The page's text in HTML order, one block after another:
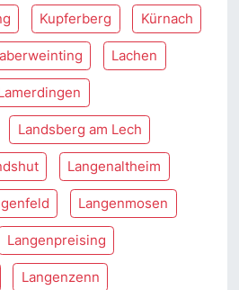
Kupferberg Kürnach
Lachen
Landsberg am Lech
Langenaltheim
Langenmosen
Langenpreising
Langenzenn